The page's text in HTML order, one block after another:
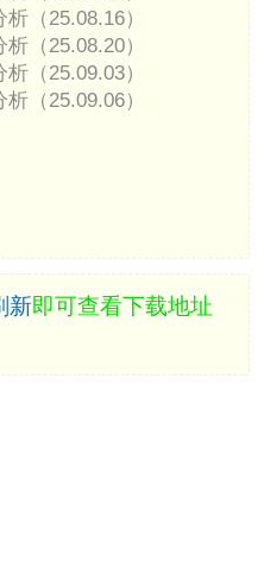
（25.08.16）
（25.08.20）
（25.09.03）
（25.09.06）
新即可查看下载地址